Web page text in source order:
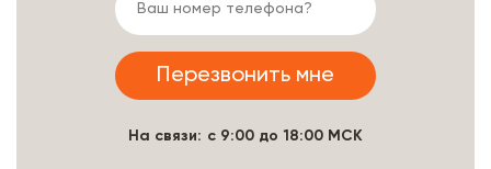
На связи: с 9:00 до 18:00 МСК